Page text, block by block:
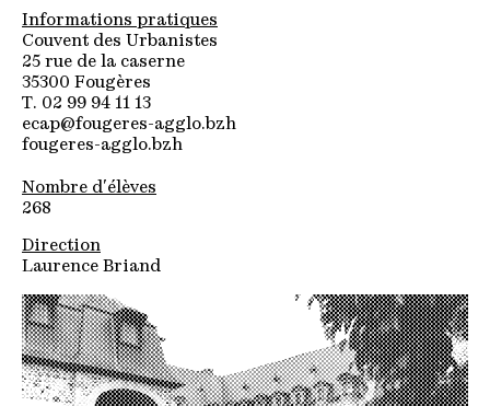
Informations pratiques
Couvent des Urbanistes
25 rue de la caserne
35300 Fougères
T. 02 99 94 11 13
ecap@fougeres-agglo.bzh
fougeres-agglo.bzh
Nombre d'élèves
268
Direction
Laurence Briand